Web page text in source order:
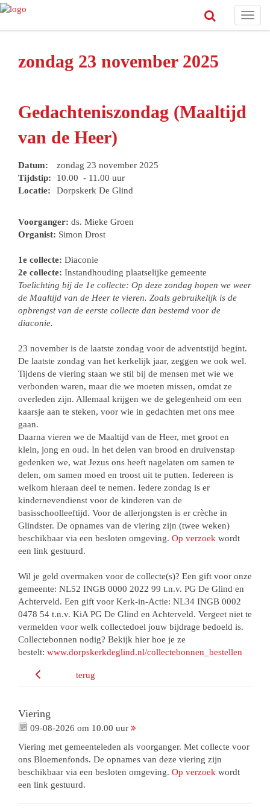
zondag 23 november 2025
Gedachteniszondag (Maaltijd
van de Heer)
Datum:
zondag 23 november 2025
Tijdstip:
10.00 - 11.00 uur
Locatie:
Dorpskerk De Glind
Voorganger: ds. Mieke Groen
Organist: Simon Drost
1e collecte: Diaconie
2e collecte: Instandhouding plaatselijke gemeente
Toelichting bij de 1e collecte: Op deze zondag hopen we weer
de Maaltijd van de Heer te vieren. Zoals gebruikelijk is de
opbrengst van de eerste collecte dan bestemd voor de
diaconie.
23 november is de laatste zondag voor de adventstijd begint.
De laatste zondag van het kerkelijk jaar, zeggen we ook wel.
Tijdens de viering staan we stil bij de mensen met wie we
verbonden waren, maar die we moeten missen, omdat ze
overleden zijn. Allemaal krijgen we de gelegenheid om een
kaarsje aan te steken, voor wie in gedachten met ons mee
gaan.
Daarna vieren we de Maaltijd van de Heer, met groot en
klein, jong en oud. In het delen van brood en druivenstap
gedenken we, wat Jezus ons heeft nagelaten om samen te
delen, om samen moed en troost uit te putten. Iedereen is
welkom hieraan deel te nemen. Iedere zondag is er
kindernevendienst voor de kinderen van de
basisschoolleeftijd. Voor de allerjongsten is er crèche in
Glindster. De opnames van de viering zijn (twee weken)
beschikbaar via een besloten omgeving. Op verzoek wordt
een link gestuurd.
Wil je geld overmaken voor de collecte(s)? Een gift voor onze
gemeente: NL52 INGB 0000 2022 99 t.n.v. PG De Glind en
Achterveld. Een gift voor Kerk-in-Actie: NL34 INGB 0002
0478 54 t.n.v. KiA PG De Glind en Achterveld. Vergeet niet te
vermelden voor welk collectedoel jouw bijdrage bedoeld is.
Collectebonnen nodig? Bekijk hier hoe je ze
bestelt: www.dorpskerkdeglind.nl/collectebonnen_bestellen
terug
Viering
09-08-2026 om 10.00 uur
Viering met gemeenteleden als voorganger. Met collecte voor
ons Bloemenfonds. De opnames van deze viering zijn
beschikbaar via een besloten omgeving. Op verzoek wordt
een link gestuurd.